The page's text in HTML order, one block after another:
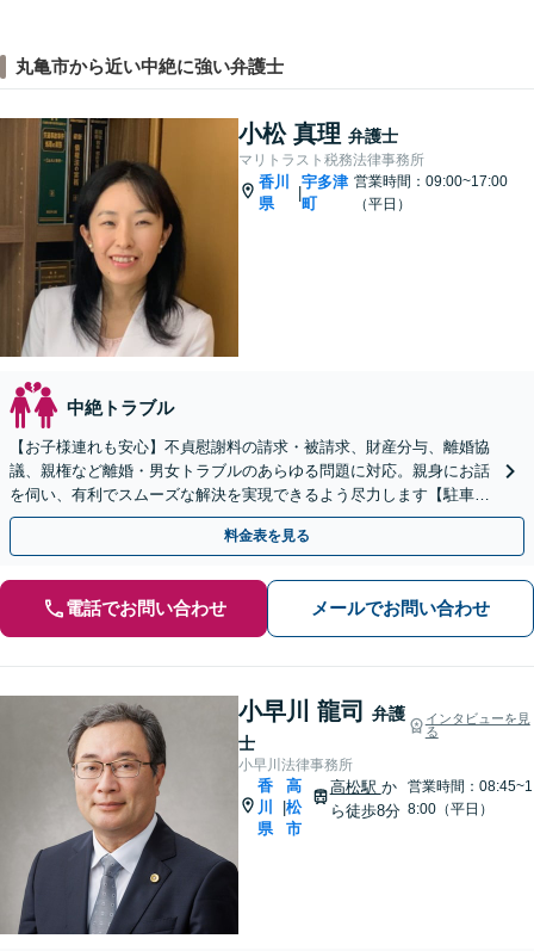
丸亀市から近い中絶に強い弁護士
小松 真理 弁護士
マリトラスト税務法律事務所
香川
県
|
宇多津
町
営業時間：09:00~17:00
（平日）
中絶トラブル
【お子様連れも安心】不貞慰謝料の請求・被請求、財産分与、離婚協
議、親権など離婚・男女トラブルのあらゆる問題に対応。親身にお話
を伺い、有利でスムーズな解決を実現できるよう尽力します【駐車場
あり】
料金表を見る
電話でお問い合わせ メールでお問い合わせ
小早川 龍司
弁護
士
インタビューを見
る
小早川法律事務所
香
川
県
高
松
市
高松駅 か
ら徒歩8分
営業時間：08:45~1
8:00（平日）